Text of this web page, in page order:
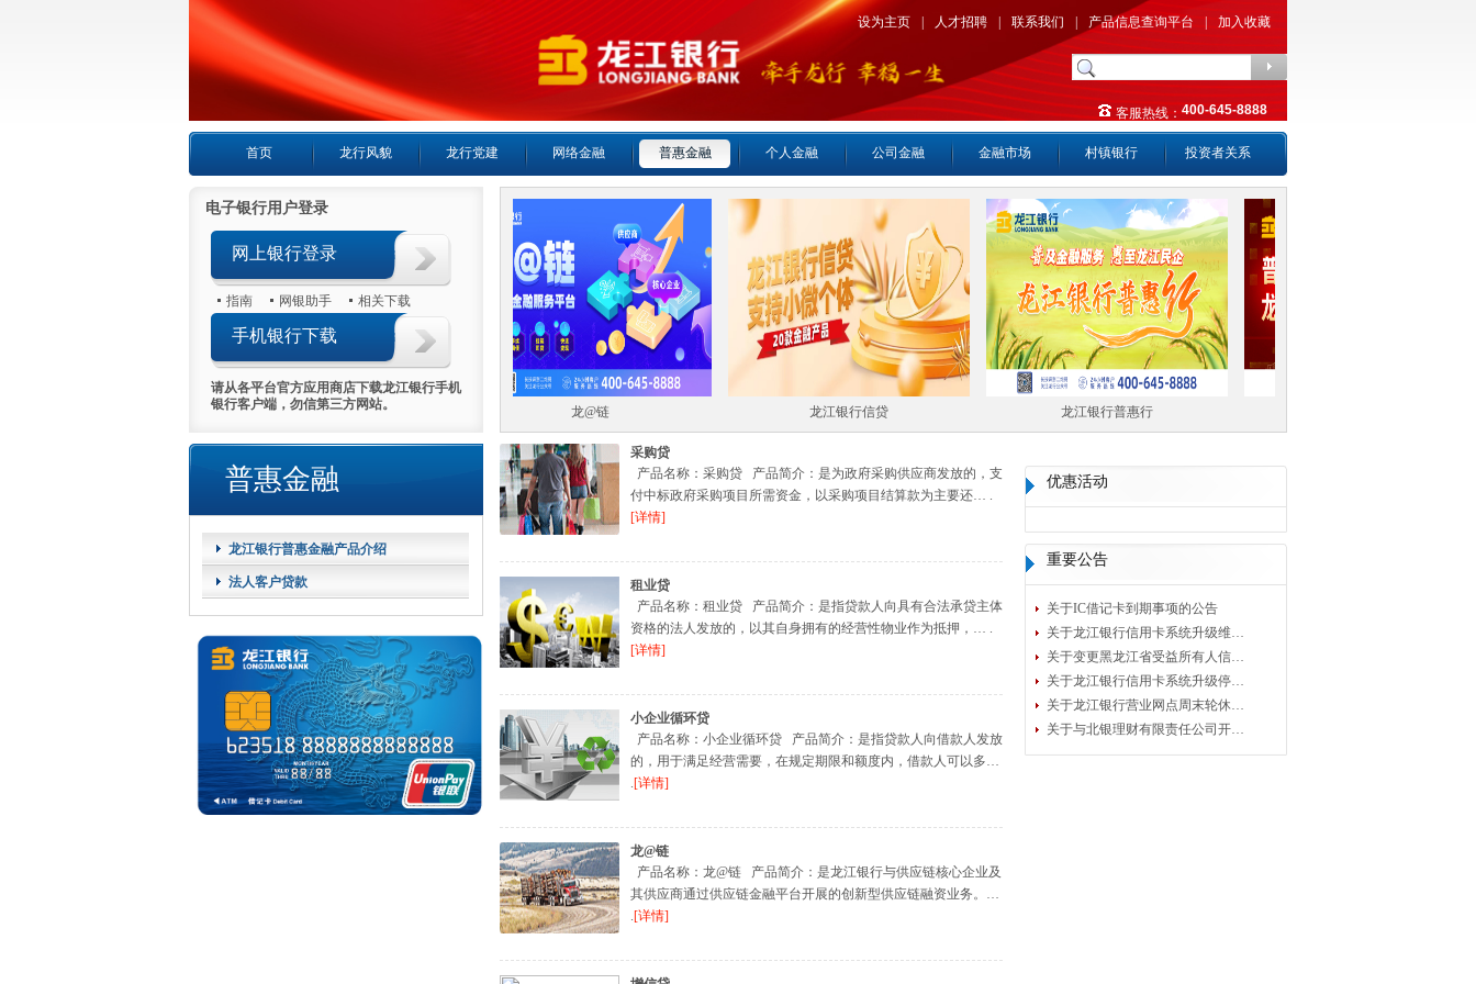
设为主页 人才招聘 联系我们 产品信息查询平台 加入收藏
客服热线：400-645-8888
首页 龙行风貌 龙行党建 网络金融 普惠金融 个人金融 公司金融 金融市场 村镇银行 投资者关系
电子银行用户登录
网上银行登录
指南 网银助手 相关下载
手机银行下载
请从各平台官方应用商店下载龙江银行手机
银行客户端，勿信第三方网站。
普惠金融
龙江银行普惠金融产品介绍
法人客户贷款
普惠金融 龙@链 龙江银行信贷 龙江银行普惠行
采购贷
产品名称：采购贷 产品简介：是为政府采购供应商发放的，支
付中标政府采购项目所需资金，以采购项目结算款为主要还… .
[详情]
租业贷
产品名称：租业贷 产品简介：是指贷款人向具有合法承贷主体
资格的法人发放的，以其自身拥有的经营性物业作为抵押，… .
[详情]
小企业循环贷
产品名称：小企业循环贷 产品简介：是指贷款人向借款人发放
的，用于满足经营需要，在规定期限和额度内，借款人可以多…
.[详情]
龙@链
产品名称：龙@链 产品简介：是龙江银行与供应链核心企业及
其供应商通过供应链金融平台开展的创新型供应链融资业务。…
.[详情]
优惠活动
重要公告
关于IC借记卡到期事项的公告
关于龙江银行信用卡系统升级维…
关于变更黑龙江省受益所有人信…
关于龙江银行信用卡系统升级停…
关于龙江银行营业网点周末轮休…
关于与北银理财有限责任公司开…